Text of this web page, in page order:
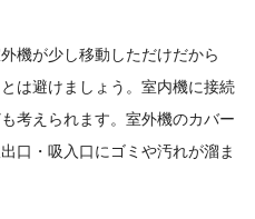
機が少し移動しただけだから
は避けましょう。室内機に接続
考えられます。室外機のカバー
口・吸入口にゴミや汚れが溜ま